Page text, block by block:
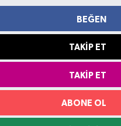
BEĞEN
TAKIP ET
TAKIP ET
ABONE OL